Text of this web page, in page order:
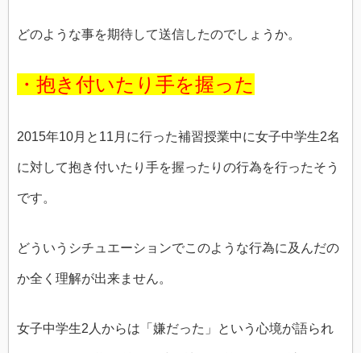
どのような事を期待して送信したのでしょうか。
・抱き付いたり手を握った
2015年10月と11月に行った補習授業中に女子中学生2名
に対して抱き付いたり手を握ったりの行為を行ったそう
です。
どういうシチュエーションでこのような行為に及んだの
か全く理解が出来ません。
女子中学生2人からは「嫌だった」という心境が語られ